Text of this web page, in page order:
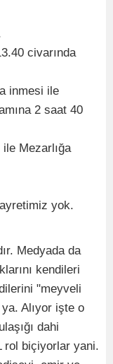
civarında
inmesi ile
2 saat 40
Mezarlığa
yok.
Medyada da
kendileri
"meyveli
Alıyor işte o
dahi
rol biçiyorlar yani.